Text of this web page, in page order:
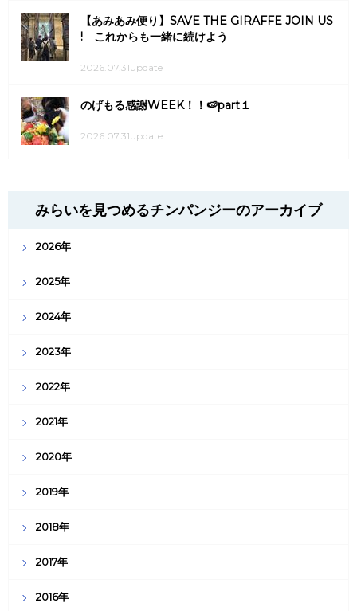
【あみあみ便り】SAVE THE GIRAFFE JOIN US
! これからも一緒に続けよう
2026.07.31update
のげもる感謝WEEK！！🍉part１
2026.07.31update
みらいを見つめるチンパンジーのアーカイブ
2026年
2025年
2024年
2023年
2022年
2021年
2020年
2019年
2018年
2017年
2016年